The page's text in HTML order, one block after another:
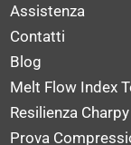
Assistenza
Contatti
Blog
Melt Flow Index
Resilienza Charpy
Prova